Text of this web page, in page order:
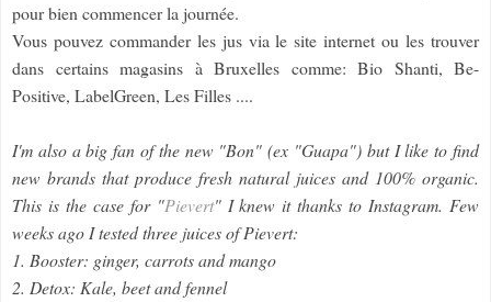
pour bien commencer la journée.
Vous pouvez commander les jus via le site internet ou les trouver
dans certains magasins à Bruxelles comme: Bio Shanti, Be-
Positive, LabelGreen, Les Filles ....
I'm also a big fan of the new "Bon" (ex "Guapa") but I like to find
new brands that produce fresh natural juices and 100% organic.
This is the case for "Pievert" I knew it thanks to Instagram. Few
weeks ago I tested three juices of Pievert:
1. Booster: ginger, carrots and mango
2. Detox: Kale, beet and fennel